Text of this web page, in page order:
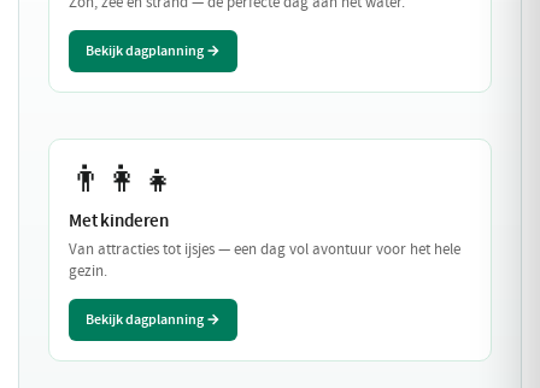
Bekijk dagplanning →
👨‍👩‍👧
Met kinderen
Van attracties tot ijsjes — een dag vol avontuur voor het hele
gezin.
Bekijk dagplanning →